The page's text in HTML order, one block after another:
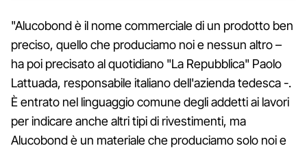
"Alucobond è il nome commerciale di un prodotto ben
preciso, quello che produciamo noi e nessun altro –
ha poi precisato al quotidiano "La Repubblica" Paolo
Lattuada, responsabile italiano dell'azienda tedesca -.
È entrato nel linguaggio comune degli addetti ai lavori
per indicare anche altri tipi di rivestimenti, ma
Alucobond è un materiale che produciamo solo noi e